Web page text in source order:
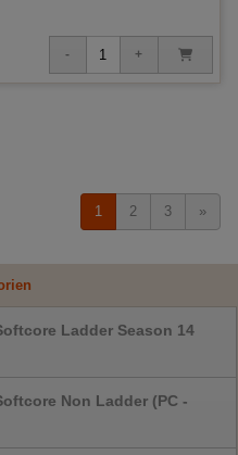
Ladder Season 14
Non Ladder (PC -
1 2 3 »